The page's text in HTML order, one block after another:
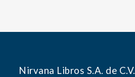
Nirvana Libros S.A. de C.V.